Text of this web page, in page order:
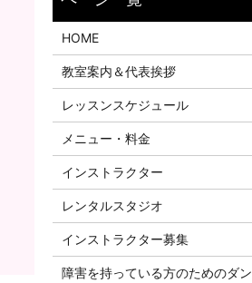
HOME
教室案内＆代表挨拶
レッスンスケジュール
メニュー・料金
インストラクター
レンタルスタジオ
インストラクター募集
障害を持っている方のためのダン